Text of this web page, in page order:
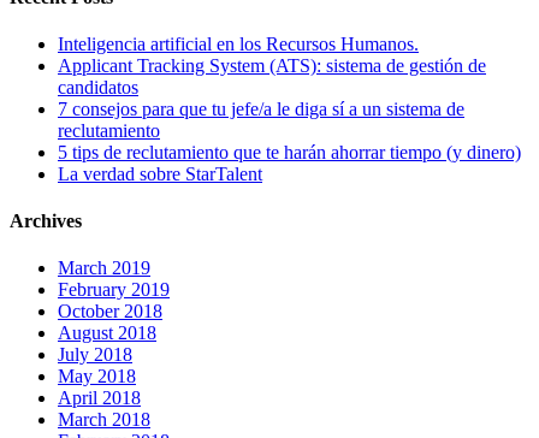
Inteligencia artificial en los Recursos Humanos.
Applicant Tracking System (ATS): sistema de gestión de
candidatos
7 consejos para que tu jefe/a le diga sí a un sistema de
reclutamiento
5 tips de reclutamiento que te harán ahorrar tiempo (y dinero)
La verdad sobre StarTalent
Archives
March 2019
February 2019
October 2018
August 2018
July 2018
May 2018
April 2018
March 2018